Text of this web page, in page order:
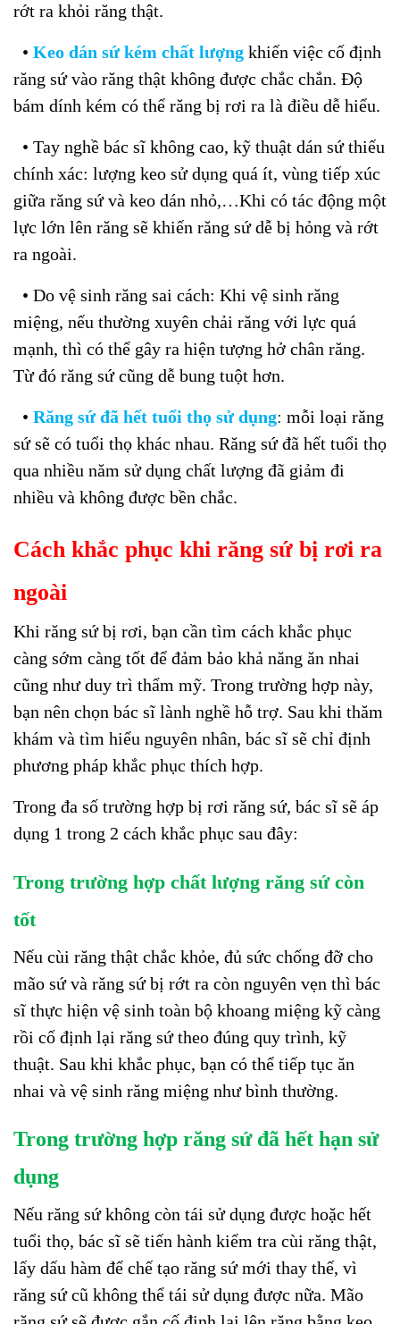
rớt ra khỏi răng thật.
• Keo dán sứ kém chất lượng khiến việc cố định
răng sứ vào răng thật không được chắc chắn. Độ
bám dính kém có thể răng bị rơi ra là điều dễ hiểu.
• Tay nghề bác sĩ không cao, kỹ thuật dán sứ thiếu
chính xác: lượng keo sử dụng quá ít, vùng tiếp xúc
giữa răng sứ và keo dán nhỏ,…Khi có tác động một
lực lớn lên răng sẽ khiến răng sứ dễ bị hỏng và rớt
ra ngoài.
• Do vệ sinh răng sai cách: Khi vệ sinh răng
miệng, nếu thường xuyên chải răng với lực quá
mạnh, thì có thể gây ra hiện tượng hở chân răng.
Từ đó răng sứ cũng dễ bung tuột hơn.
• Răng sứ đã hết tuổi thọ sử dụng: mỗi loại răng
sứ sẽ có tuổi thọ khác nhau. Răng sứ đã hết tuổi thọ
qua nhiều năm sử dụng chất lượng đã giảm đi
nhiều và không được bền chắc.
Cách khắc phục khi răng sứ bị rơi ra
ngoài
Khi răng sứ bị rơi, bạn cần tìm cách khắc phục
càng sớm càng tốt để đảm bảo khả năng ăn nhai
cũng như duy trì thẩm mỹ. Trong trường hợp này,
bạn nên chọn bác sĩ lành nghề hỗ trợ. Sau khi thăm
khám và tìm hiểu nguyên nhân, bác sĩ sẽ chỉ định
phương pháp khắc phục thích hợp.
Trong đa số trường hợp bị rơi răng sứ, bác sĩ sẽ áp
dụng 1 trong 2 cách khắc phục sau đây:
Trong trường hợp chất lượng răng sứ còn
tốt
Nếu cùi răng thật chắc khỏe, đủ sức chống đỡ cho
mão sứ và răng sứ bị rớt ra còn nguyên vẹn thì bác
sĩ thực hiện vệ sinh toàn bộ khoang miệng kỹ càng
rồi cố định lại răng sứ theo đúng quy trình, kỹ
thuật. Sau khi khắc phục, bạn có thể tiếp tục ăn
nhai và vệ sinh răng miệng như bình thường.
Trong trường hợp răng sứ đã hết hạn sử
dụng
Nếu răng sứ không còn tái sử dụng được hoặc hết
tuổi thọ, bác sĩ sẽ tiến hành kiểm tra cùi răng thật,
lấy dấu hàm để chế tạo răng sứ mới thay thế, vì
răng sứ cũ không thể tái sử dụng được nữa. Mão